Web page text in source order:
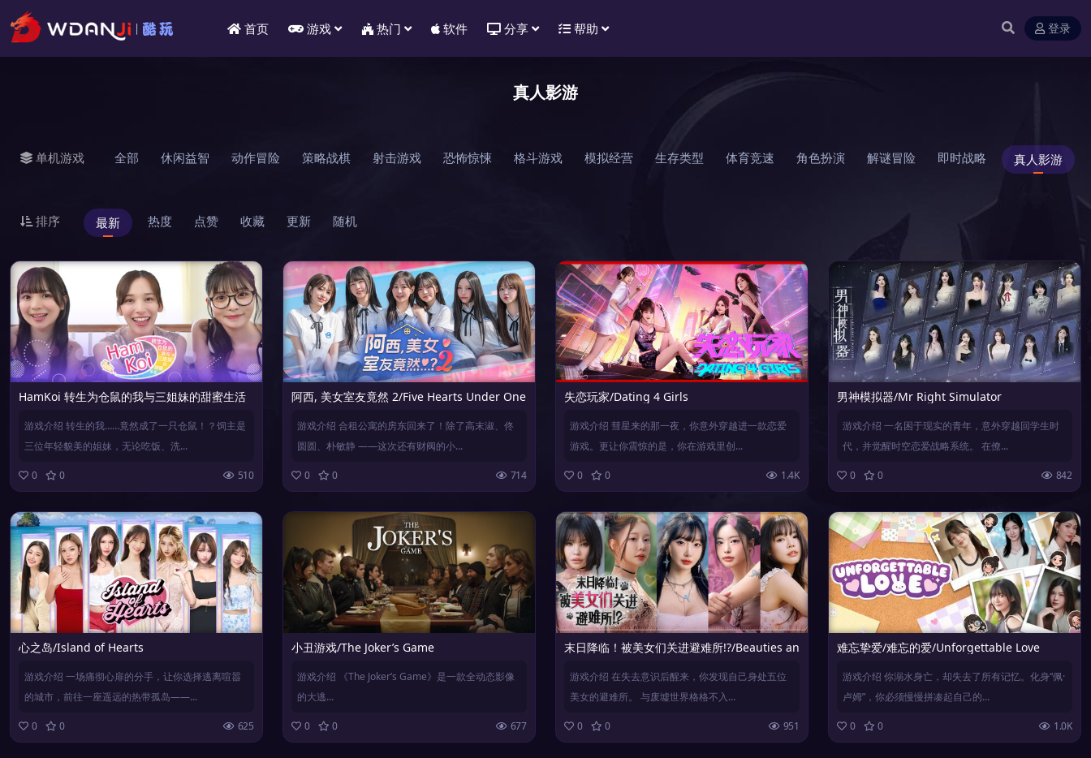
首页 游戏 热门 软件 分享 帮助 登录
真人影游
单机游戏 全部 休闲益智 动作冒险 策略战棋 射击游戏 恐怖惊悚 格斗游戏 模拟经营 生存类型 体育竞速 角色扮演 解谜冒险 即时战略 真人影游
排序 最新 热度 点赞 收藏 更新 随机
HamKoi 转生为仓鼠的我与三姐妹的甜蜜生活
游戏介绍 转生的我……竟然成了一只仓鼠！？饲主是
三位年轻貌美的姐妹，无论吃饭、洗...
0 0 510
阿西, 美女室友竟然 2/Five Hearts Under One Roof season2
游戏介绍 合租公寓的房东回来了！除了高末淑、佟
圆圆、朴敏静 ——这次还有财阀的小...
0 0 714
失恋玩家/Dating 4 Girls
游戏介绍 彗星来的那一夜，你意外穿越进一款恋爱
游戏。更让你震惊的是，你在游戏里创...
0 0 1.4K
男神模拟器/Mr Right Simulator
游戏介绍 一名困于现实的青年，意外穿越回学生时
代，并觉醒时空恋爱战略系统。 在僚...
0 0 842
心之岛/Island of Hearts
游戏介绍 一场痛彻心扉的分手，让你选择逃离喧嚣
的城市，前往一座遥远的热带孤岛——...
0 0 625
小丑游戏/The Joker’s Game
游戏介绍 《The Joker’s Game》是一款全动态影像
的大逃...
0 0 677
末日降临！被美女们关进避难所!?/Beauties and the Stranded
游戏介绍 在失去意识后醒来，你发现自己身处五位
美女的避难所。 与废墟世界格格不入...
0 0 951
难忘挚爱/难忘的爱/Unforgettable Love
游戏介绍 你溺水身亡，却失去了所有记忆。化身“佩·
卢姆”，你必须慢慢拼凑起自己的...
0 0 1.0K